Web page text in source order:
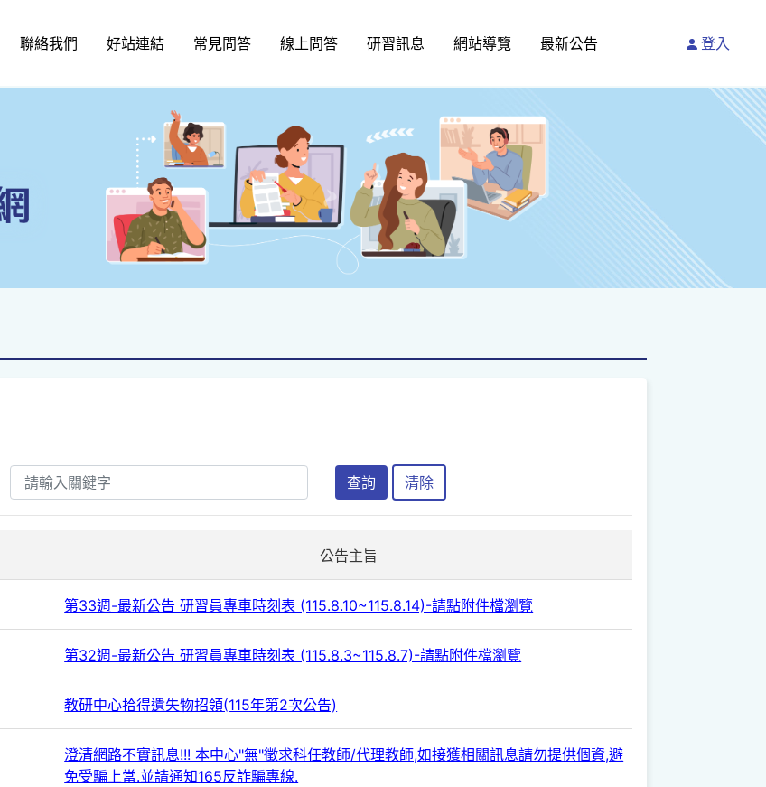
聯絡我們 好站連結 常見問答 線上問答 研習訊息 網站導覽 最新公告 登入
查詢 清除
公告主旨
第33週-最新公告 研習員專車時刻表 (115.8.10~115.8.14)-請點附件檔瀏覽
第32週-最新公告 研習員專車時刻表 (115.8.3~115.8.7)-請點附件檔瀏覽
教研中心拾得遺失物招領(115年第2次公告)
澄清網路不實訊息!!! 本中心"無"徵求科任教師/代理教師,如接獲相關訊息請勿提供個資,避
免受騙上當.並請通知165反詐騙專線.